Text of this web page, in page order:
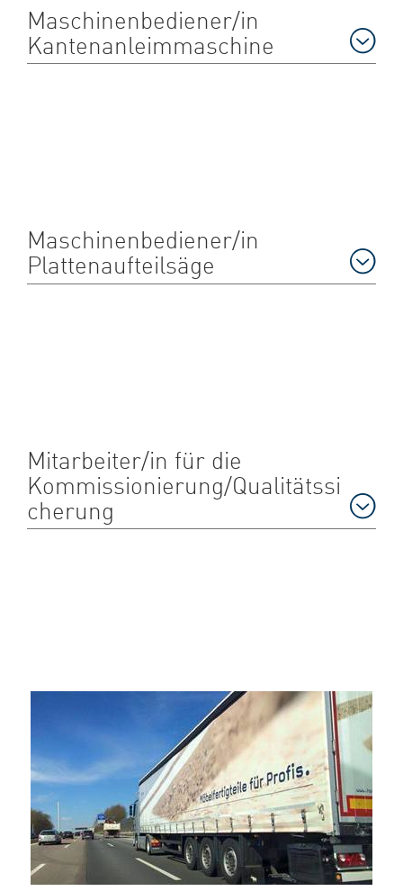
Maschinenbediener/in
Kantenanleimmaschine
Maschinenbediener/in
Plattenaufteilsäge
Mitarbeiter/in für die
Kommissionierung/Qualitätssi
cherung